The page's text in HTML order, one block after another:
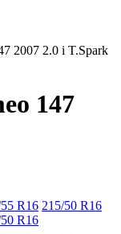
2007 2.0 i T.Spark
147
R16 215/50 R16
R16